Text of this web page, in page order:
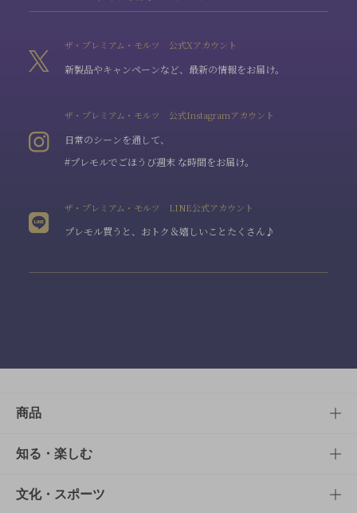
ザ・プレミアム・モルツ 公式Xアカウント
新製品やキャンペーンなど、最新の情報をお届け。
ザ・プレミアム・モルツ 公式Instagramアカウント
日常のシーンを通して、
#プレモルでごほうび週末 な時間をお届け。
ザ・プレミアム・モルツ LINE公式アカウント
プレモル買うと、おトク＆嬉しいことたくさん♪
商品
商品TOP
商品一覧
知る・楽しむ
知る・楽しむTOP
文化・スポーツ